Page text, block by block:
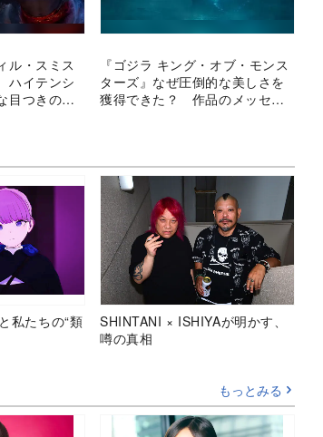
ル・スミス
ハイテンシ
目つきの説
『ゴジラ キング・オブ・モンス
ターズ』なぜ圧倒的な美しさを
獲得できた？ 作品のメッセー
私たちの“類
SHINTANI × ISHIYAが明かす、
噂の真相
もっとみる